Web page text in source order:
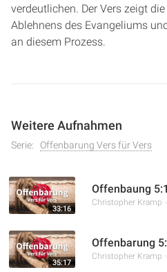
verdeutlichen. Der Vers zeigt
Ablehnens des Evangeliums
an diesem Prozess.
Weitere Aufnahmen
Serie: Offenbarung Vers für Vers
33:16
Offenbaung
Christopher Kramp
35:17
Offenbarung
Christopher Kramp